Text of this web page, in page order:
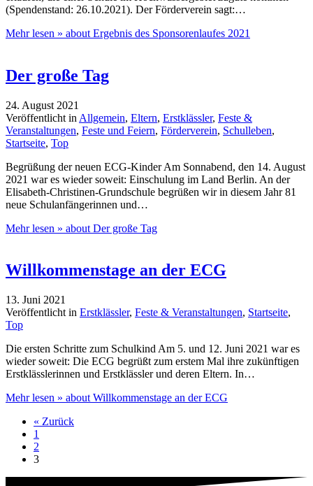
(Spendenstand: 26.10.2021). Der Förderverein sagt:…
Mehr lesen » about Ergebnis des Sponsorenlaufes 2021
Der große Tag
24. August 2021
Veröffentlicht in Allgemein, Eltern, Erstklässler, Feste &
Veranstaltungen, Feste und Feiern, Förderverein, Schulleben,
Startseite, Top
Begrüßung der neuen ECG-Kinder Am Sonnabend, den 14. August
2021 war es wieder soweit: Einschulung im Land Berlin. An der
Elisabeth-Christinen-Grundschule begrüßen wir in diesem Jahr 81
neue Schulanfängerinnen und…
Mehr lesen » about Der große Tag
Willkommenstage an der ECG
13. Juni 2021
Veröffentlicht in Erstklässler, Feste & Veranstaltungen, Startseite,
Top
Die ersten Schritte zum Schulkind Am 5. und 12. Juni 2021 war es
wieder soweit: Die ECG begrüßt zum erstem Mal ihre zukünftigen
Erstklässlerinnen und Erstklässler und deren Eltern. In…
Mehr lesen » about Willkommenstage an der ECG
« Zurück
1
2
3